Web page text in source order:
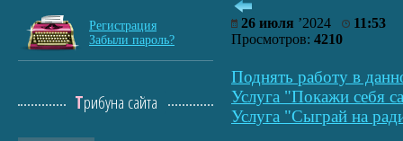
26 июля ’2024
11:53
Просмотров: 4210
Поднять работу в
Услуга "Покажи себя
Услуга "Сыграй на
Регистрация
Забыли пароль?
Трибуна сайта